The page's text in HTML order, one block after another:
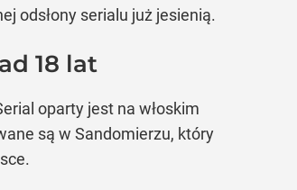
odsłony serialu już jesienią.
18 lat
oparty jest na włoskim
są w Sandomierzu, który